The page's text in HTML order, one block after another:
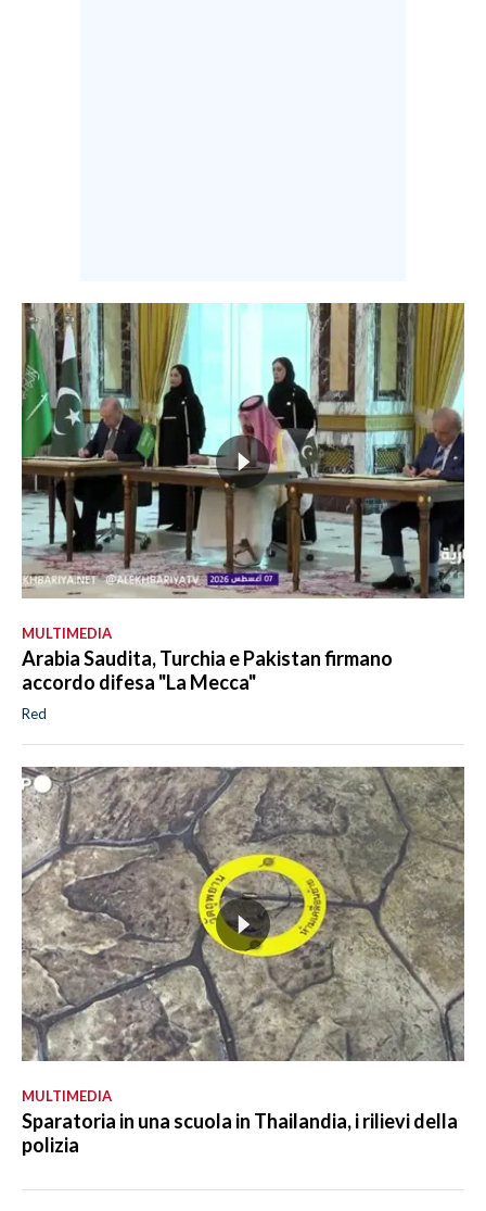
MULTIMEDIA
Arabia Saudita, Turchia e Pakistan firmano
accordo difesa "La Mecca"
Red
MULTIMEDIA
Sparatoria in una scuola in Thailandia, i rilievi della
polizia